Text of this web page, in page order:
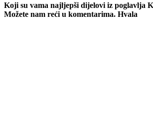
Koji su vama najljepši dijelovi iz poglavlja
Možete nam reći u komentarima. Hvala